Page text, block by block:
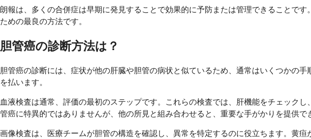
朗報は、多くの合併症は早期に発見することで効果的に予防または管理できることで
ための最良の方法です。
胆管癌の診断方法は？
胆管癌の診断には、症状が他の肝臓や胆管の病状と似ているため、通常はいくつかの
を払います。
血液検査は通常、評価の最初のステップです。これらの検査では、肝機能をチェック
管癌に特異的ではありませんが、他の所見と組み合わせると、重要な手がかりを提供で
画像検査は、医療チームが胆管の構造を確認し、異常を特定するのに役立ちます。黄